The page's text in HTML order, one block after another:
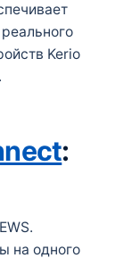
Kerio
:
на одного